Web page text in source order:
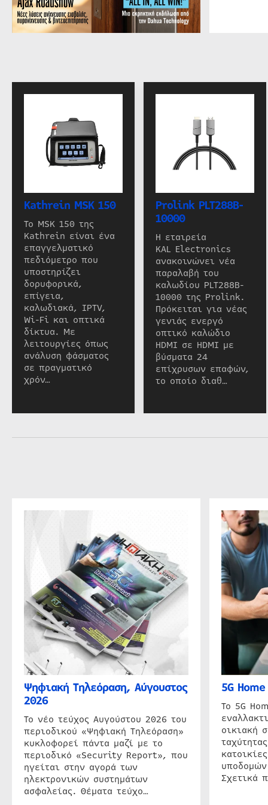
Kathrein MSK 150
Το MSK 150 της
Kathrein είναι ένα
επαγγελματικό
πεδιόμετρο που
υποστηρίζει
δορυφορικά,
επίγεια,
καλωδιακά, IPTV,
Wi-Fi και οπτικά
δίκτυα. Με
λειτουργίες όπως
ανάλυση φάσματος
σε πραγματικό
χρόν…
Prolink PLT288B-
10000
Η εταιρεία
KAL Electronics
ανακοινώνει νέα
παραλαβή του
καλωδίου PLT288B-
10000 της Prolink.
Πρόκειται για νέας
γενιάς ενεργό
οπτικό καλώδιο
HDMI σε HDMI με
βύσματα 24
επίχρυσων επαφών,
το οποίο διαθ…
Ψηφιακή Τηλεόραση, Αύγουστος
2026
Το νέο τεύχος Αυγούστου 2026 του
περιοδικού «Ψηφιακή Τηλεόραση»
κυκλοφορεί πάντα μαζί με το
περιοδικό «Security Report», που
ηγείται στην αγορά των
ηλεκτρονικών συστημάτων
ασφαλείας. Θέματα τεύχο…
5G
Το 5G
οικιακή
Σχετικά